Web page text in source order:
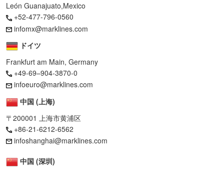
León Guanajuato,Mexico
+52-477-796-0560
infomx@marklines.com
ドイツ
Frankfurt am Main, Germany
+49-69–904-3870-0
infoeuro@marklines.com
中国 (上海)
〒200001 上海市黄浦区
+86-21-6212-6562
infoshanghai@marklines.com
中国 (深圳)